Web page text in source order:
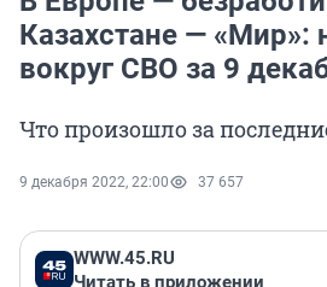
Казахстане — «Мир»:
вокруг СВО за 9
Что произошло за
9 декабря 2022, 22:00 37 657
WWW.45.RU
Читать в приложении